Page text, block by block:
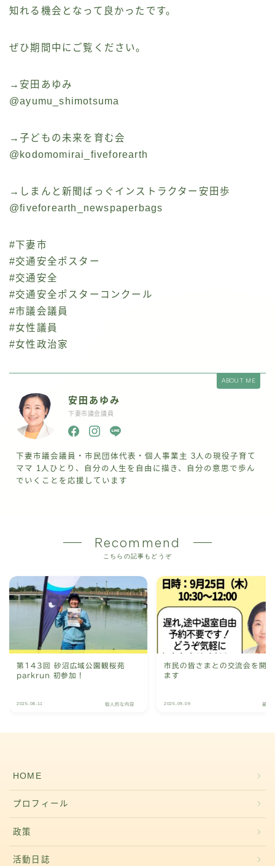
知れる機会となって良かったです。
ぜひ期間中にご覧ください。
→安田あゆみ
@ayumu_shimotsuma
→子どもの未来を育む会
@kodomomirai_fiveforearth
→しまんと新聞ばっぐインストラクター安田歩
@fiveforearth_newspaperbags
#下妻市
#交通安全ポスター
#交通安全
#交通安全ポスターコンクール
#市議会議員
#女性議員
#女性政治家
ABOUT ME
安田あゆみ
下妻市議会議員
下妻市議会議員・市民団体代表・個人事業主 3人の現役子育て
ママ 1人ひとり、自分の人生を自由に描き、自分の意思で歩ん
でいくことを応援しています
Recommend
こちらの記事もどうぞ
第143回 砂沼広域公園観桜苑
parkrun 初参加！
2025.08.11 個人的な内容
市民の皆さまとの交流会を開
ます
2025.09.09 最新
HOME
プロフィール
政策
活動日誌